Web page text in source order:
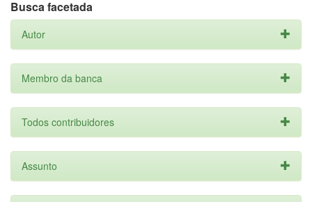
Busca facetada
Autor
Membro da banca
Todos contribuidores
Assunto